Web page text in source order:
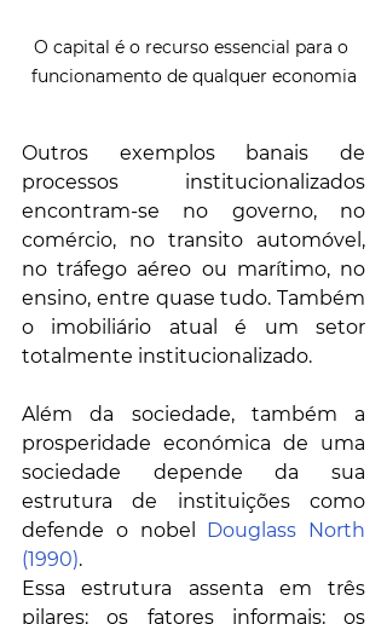
O capital é o recurso essencial para o
funcionamento de qualquer economia
Outros exemplos banais de
processos institucionalizados
encontram-se no governo, no
comércio, no transito automóvel,
no tráfego aéreo ou marítimo, no
ensino, entre quase tudo. Também
o imobiliário atual é um setor
totalmente institucionalizado.
Além da sociedade, também a
prosperidade económica de uma
sociedade depende da sua
estrutura de instituições como
defende o nobel
Douglass North
(1990).
Essa estrutura assenta em três
pilares: os fatores informais; os